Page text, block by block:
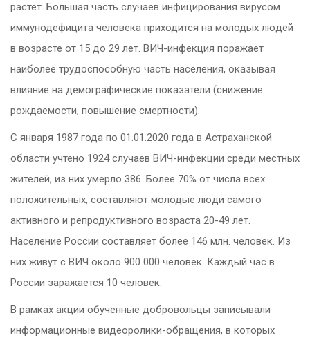
растет. Большая часть случаев инфицирования вирусом
иммунодефицита человека приходится на молодых людей
в возрасте от 15 до 29 лет. ВИЧ-инфекция поражает
наиболее трудоспособную часть населения, оказывая
влияние на демографические показатели (снижение
рождаемости, повышение смертности).
С января 1987 года по 01.01.2020 года в Астраханской
области учтено 1924 случаев ВИЧ-инфекции среди местных
жителей, из них умерло 386. Более 70% от числа всех
положительных, составляют молодые люди самого
активного и репродуктивного возраста 20-49 лет.
Население России составляет более 146 млн. человек. Из
них живут с ВИЧ около 900 000 человек. Каждый час в
России заражается 10 человек.
В рамках акции обученные добровольцы записывали
информационные видеоролики-обращения, в которых